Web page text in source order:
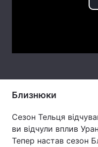
Близнюки
Сезон Тельця
ви відчули вплив
Тепер настав сезон